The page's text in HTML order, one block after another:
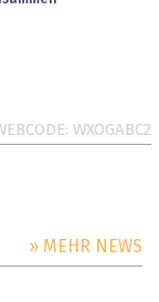
WXOGABC2
» MEHR NEWS